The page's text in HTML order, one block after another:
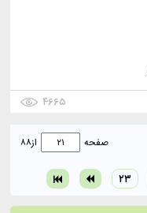
۴۶۶۵
۲۳
صفحه از۸۸